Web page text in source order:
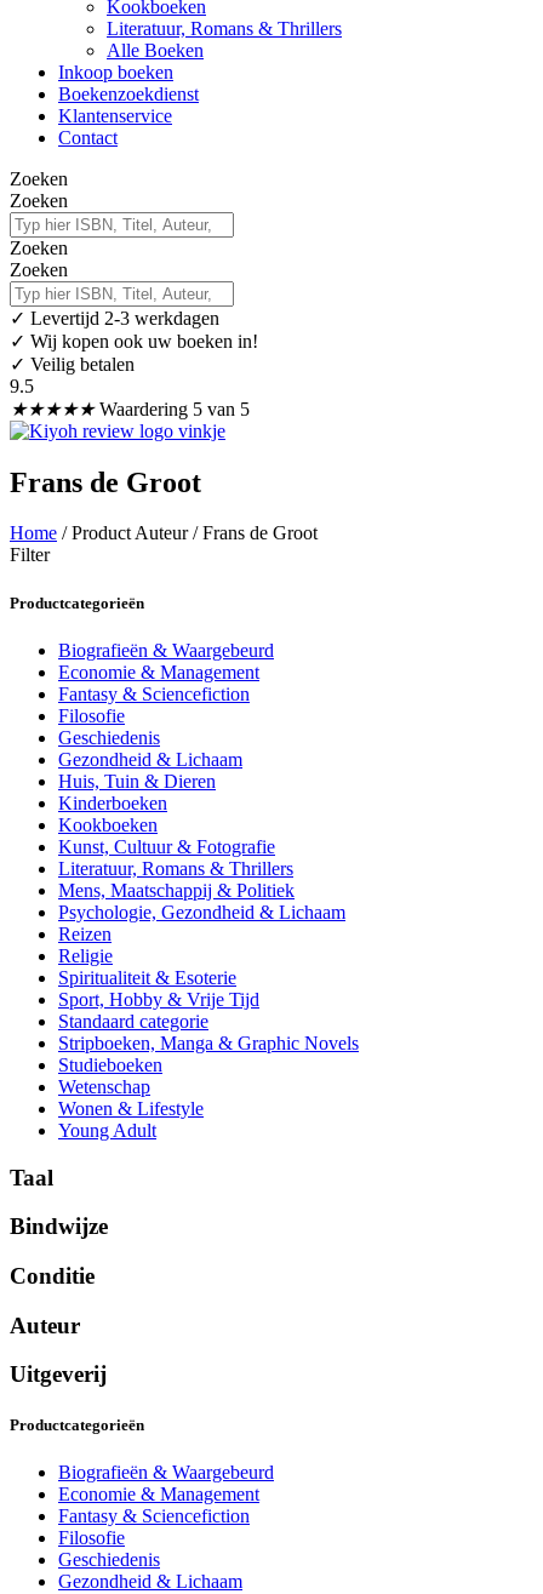
Kookboeken
Literatuur, Romans & Thrillers
Alle Boeken
Inkoop boeken
Boekenzoekdienst
Klantenservice
Contact
Zoeken
Zoeken
Zoeken
Zoeken
✓ Levertijd 2-3 werkdagen
✓ Wij kopen ook uw boeken in!
✓ Veilig betalen
9.5
★★★★★ Waardering 5 van 5
Frans de Groot
Home / Product Auteur / Frans de Groot
Filter
Productcategorieën
Biografieën & Waargebeurd
Economie & Management
Fantasy & Sciencefiction
Filosofie
Geschiedenis
Gezondheid & Lichaam
Huis, Tuin & Dieren
Kinderboeken
Kookboeken
Kunst, Cultuur & Fotografie
Literatuur, Romans & Thrillers
Mens, Maatschappij & Politiek
Psychologie, Gezondheid & Lichaam
Reizen
Religie
Spiritualiteit & Esoterie
Sport, Hobby & Vrije Tijd
Standaard categorie
Stripboeken, Manga & Graphic Novels
Studieboeken
Wetenschap
Wonen & Lifestyle
Young Adult
Taal
Bindwijze
Conditie
Auteur
Uitgeverij
Productcategorieën
Biografieën & Waargebeurd
Economie & Management
Fantasy & Sciencefiction
Filosofie
Geschiedenis
Gezondheid & Lichaam